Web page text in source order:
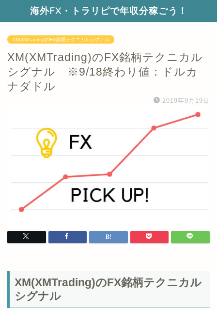
海外FX・トラリピで年収分稼ごう！
XM(XMtrading)のFX銘柄テクニカルシグナル
XM(XMTrading)のFX銘柄テクニカル
シグナル ※9/18終わり値：ドルカ
ナダドル
2019年9月19日
XM(XMTrading)のFX銘柄テクニカル
シグナル